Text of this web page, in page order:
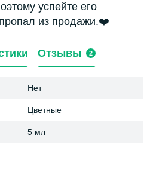
успейте его
пропал из продажи.❤️
Отзывы 2
Нет
Цветные
5 мл